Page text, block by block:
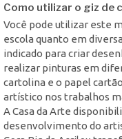
Como utilizar o giz de
Você pode utilizar este
escola quanto em
indicado para criar
realizar pinturas em
cartolina e o papel
artístico nos trabalhos
A Casa da Arte
desenvolvimento do